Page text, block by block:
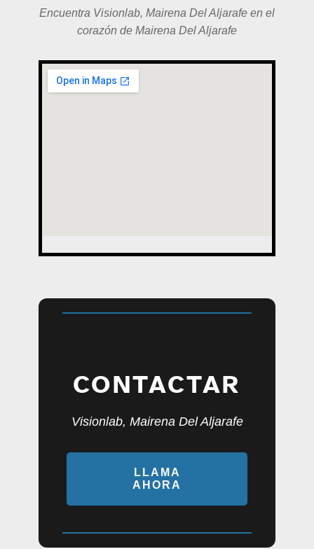
Encuentra Visionlab, Mairena Del Aljarafe en el
corazón de Mairena Del Aljarafe
CONTACTAR
Visionlab, Mairena Del Aljarafe
LLAMA
AHORA